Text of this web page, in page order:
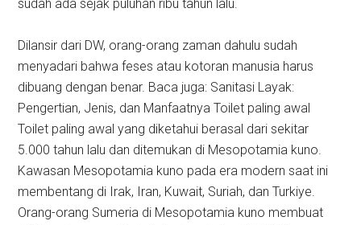
sudah ada sejak puluhan ribu tahun lalu.
Dilansir dari DW, orang-orang zaman dahulu sudah
menyadari bahwa feses atau kotoran manusia harus
dibuang dengan benar. Baca juga: Sanitasi Layak:
Pengertian, Jenis, dan Manfaatnya Toilet paling awal
Toilet paling awal yang diketahui berasal dari sekitar
5.000 tahun lalu dan ditemukan di Mesopotamia kuno.
Kawasan Mesopotamia kuno pada era modern saat ini
membentang di Irak, Iran, Kuwait, Suriah, dan Turkiye.
Orang-orang Sumeria di Mesopotamia kuno membuat